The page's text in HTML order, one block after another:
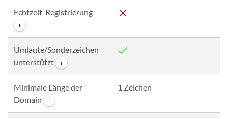
Echtzeit-Registrierung
i
Umlaute/Sonderzeichen
unterstützt
i
Minimale Länge der
Domain
i
1 Zeichen